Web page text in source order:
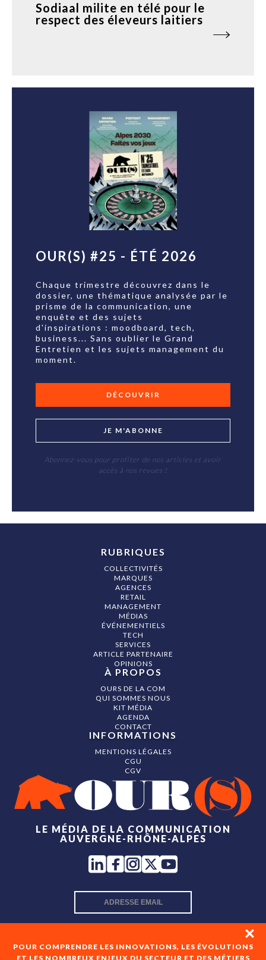
Sodiaal milite en télé pour le
respect des éleveurs laitiers
OUR(S) #25 - ÉTÉ 2026
Chaque trimestre découvrez dans le
dossier, une thématique analysée par le
prisme de la communication, une
enquête et des sujets
d'inspirations : moodboard, tech,
business... Sans oublier le Grand
Entretien et les sujets management du
moment.
DÉCOUVRIR
JE M'ABONNE
Abonnez-vous pour profiter de nos articles et avoir
accès à nos revues !
POUR COMPRENDRE LES INNOVATIONS, LES ÉVOLUTIONS
ET LES NOMBREUX ENJEUX DU SECTEUR ET DES MÉTIERS
LE MÉDIA DE LA COMMUNICATION
AUVERGNE-RHÔNE-ALPES
RUBRIQUES
COLLECTIVITÉS
MARQUES
AGENCES
RETAIL
MANAGEMENT
MÉDIAS
ÉVÉNEMENTIELS
TECH
SERVICES
ARTICLE PARTENAIRE
OPINIONS
À PROPOS
OURS DE LA COM
QUI SOMMES NOUS
KIT MÉDIA
AGENDA
CONTACT
INFORMATIONS
MENTIONS LÉGALES
CGU
CGV